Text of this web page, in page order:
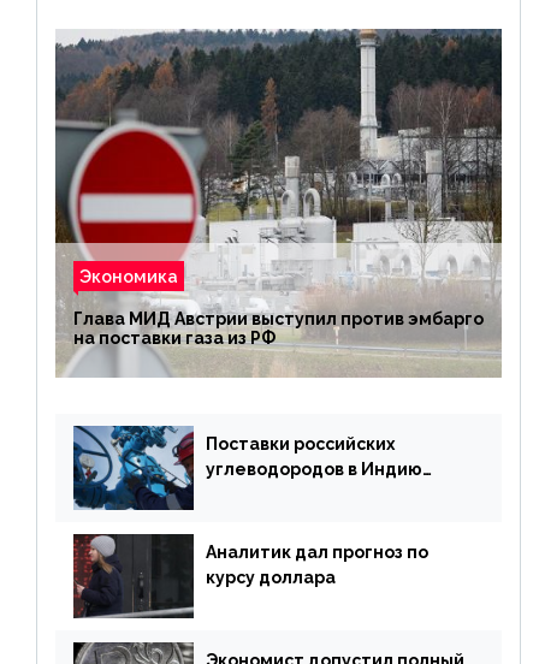
Экономика
Глава МИД Австрии выступил против эмбарго
на поставки газа из РФ
Поставки российских
углеводородов в Индию
Аналитик дал прогноз по
курсу доллара
Экономист допустил полный